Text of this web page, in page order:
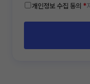
개인정보 수집 동의 *